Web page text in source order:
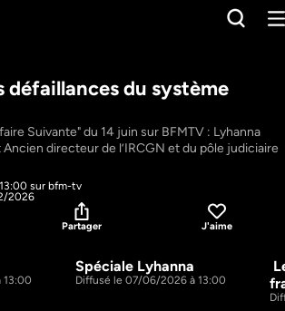
défaillances du système
Suivante" du 14 juin sur BFMTV : Lyhanna
directeur de l’IRCGN et du pôle judiciaire
de sciences criminelles à l’université
Rozenblum Psychologue-clinicienne,
Brugère Magistrate, secrétaire générale
FO - auteure du livre "Justice : la colère qui
; Christine et Fabienne Sœurs de Sabine
Réalisatrice; Nathalie Bucquet Avocate de
en Danger”; Johanna Rozenblum
consultante BFMTV et Jerôme Moreau Porte-
sur bfm-tv
2026
Partager J'aime
13:00
Spéciale Lyhanna
Diffusé le 07/06/2026 à 13:00